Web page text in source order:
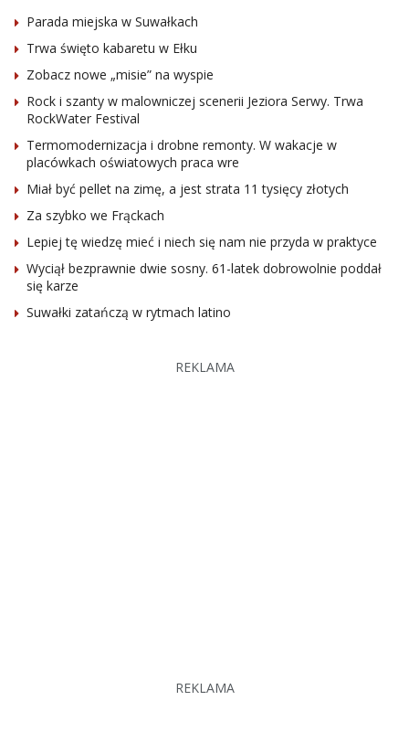
Parada miejska w Suwałkach
Trwa święto kabaretu w Ełku
Zobacz nowe „misie” na wyspie
Rock i szanty w malowniczej scenerii Jeziora Serwy. Trwa
RockWater Festival
Termomodernizacja i drobne remonty. W wakacje w
placówkach oświatowych praca wre
Miał być pellet na zimę, a jest strata 11 tysięcy złotych
Za szybko we Frąckach
Lepiej tę wiedzę mieć i niech się nam nie przyda w praktyce
Wyciął bezprawnie dwie sosny. 61-latek dobrowolnie poddał
się karze
Suwałki zatańczą w rytmach latino
REKLAMA
REKLAMA